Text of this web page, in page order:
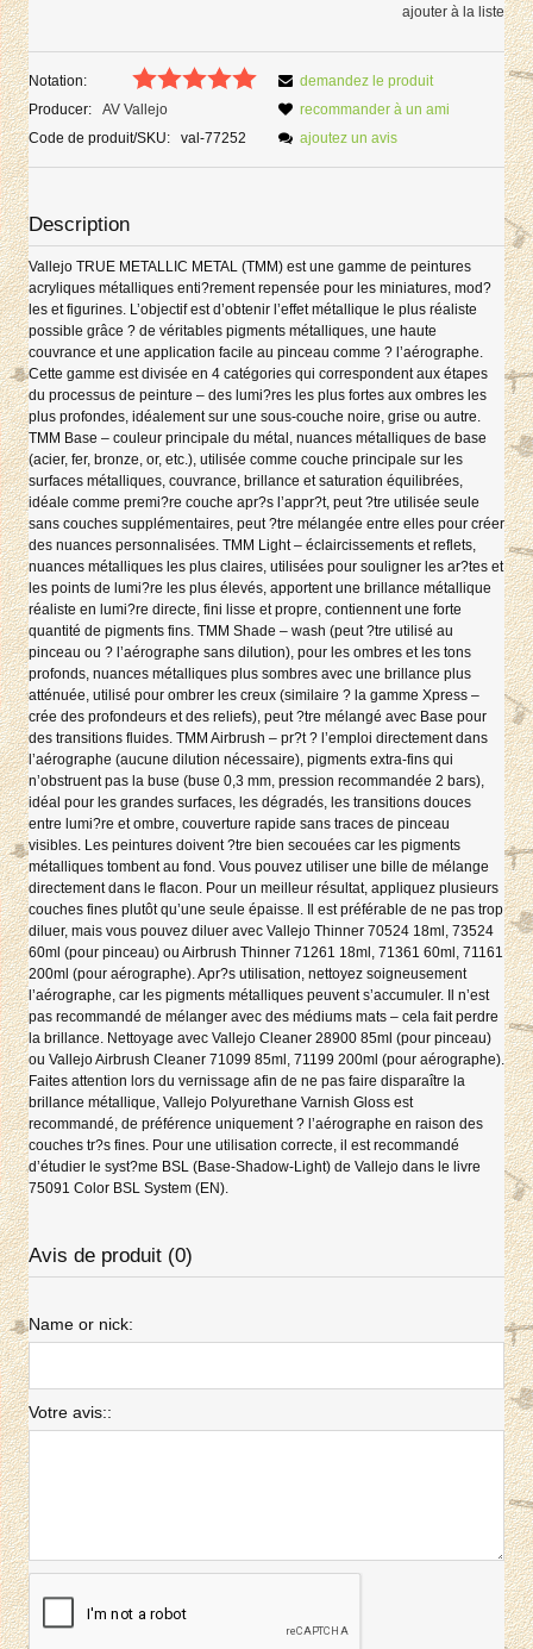
ajouter à la liste
Notation:
Producer:
AV Vallejo
Code de produit/SKU:
val-77252
demandez le produit
recommander à un ami
ajoutez un avis
Description
Vallejo TRUE METALLIC METAL (TMM) est une gamme de peintures
acryliques métalliques enti?rement repensée pour les miniatures, mod?
les et figurines. L’objectif est d’obtenir l’effet métallique le plus réaliste
possible grâce ? de véritables pigments métalliques, une haute
couvrance et une application facile au pinceau comme ? l’aérographe.
Cette gamme est divisée en 4 catégories qui correspondent aux étapes
du processus de peinture – des lumi?res les plus fortes aux ombres les
plus profondes, idéalement sur une sous-couche noire, grise ou autre.
TMM Base – couleur principale du métal, nuances métalliques de base
(acier, fer, bronze, or, etc.), utilisée comme couche principale sur les
surfaces métalliques, couvrance, brillance et saturation équilibrées,
idéale comme premi?re couche apr?s l’appr?t, peut ?tre utilisée seule
sans couches supplémentaires, peut ?tre mélangée entre elles pour créer
des nuances personnalisées. TMM Light – éclaircissements et reflets,
nuances métalliques les plus claires, utilisées pour souligner les ar?tes et
les points de lumi?re les plus élevés, apportent une brillance métallique
réaliste en lumi?re directe, fini lisse et propre, contiennent une forte
quantité de pigments fins. TMM Shade – wash (peut ?tre utilisé au
pinceau ou ? l’aérographe sans dilution), pour les ombres et les tons
profonds, nuances métalliques plus sombres avec une brillance plus
atténuée, utilisé pour ombrer les creux (similaire ? la gamme Xpress –
crée des profondeurs et des reliefs), peut ?tre mélangé avec Base pour
des transitions fluides. TMM Airbrush – pr?t ? l’emploi directement dans
l’aérographe (aucune dilution nécessaire), pigments extra-fins qui
n’obstruent pas la buse (buse 0,3 mm, pression recommandée 2 bars),
idéal pour les grandes surfaces, les dégradés, les transitions douces
entre lumi?re et ombre, couverture rapide sans traces de pinceau
visibles. Les peintures doivent ?tre bien secouées car les pigments
métalliques tombent au fond. Vous pouvez utiliser une bille de mélange
directement dans le flacon. Pour un meilleur résultat, appliquez plusieurs
couches fines plutôt qu’une seule épaisse. Il est préférable de ne pas trop
diluer, mais vous pouvez diluer avec Vallejo Thinner 70524 18ml, 73524
60ml (pour pinceau) ou Airbrush Thinner 71261 18ml, 71361 60ml, 71161
200ml (pour aérographe). Apr?s utilisation, nettoyez soigneusement
l’aérographe, car les pigments métalliques peuvent s’accumuler. Il n’est
pas recommandé de mélanger avec des médiums mats – cela fait perdre
la brillance. Nettoyage avec Vallejo Cleaner 28900 85ml (pour pinceau)
ou Vallejo Airbrush Cleaner 71099 85ml, 71199 200ml (pour aérographe).
Faites attention lors du vernissage afin de ne pas faire disparaître la
brillance métallique, Vallejo Polyurethane Varnish Gloss est
recommandé, de préférence uniquement ? l’aérographe en raison des
couches tr?s fines. Pour une utilisation correcte, il est recommandé
d’étudier le syst?me BSL (Base-Shadow-Light) de Vallejo dans le livre
75091 Color BSL System (EN).
Avis de produit (0)
Name or nick:
Votre avis::